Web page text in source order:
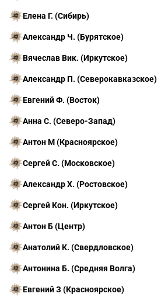
Елена Г. (Сибирь)
Александр Ч. (Бурятское)
Вячеслав Вик. (Иркутское)
Александр П. (Северокавказское)
Евгений Ф. (Восток)
Анна С. (Северо-Запад)
Антон М (Красноярское)
Сергей С. (Московское)
Александр Х. (Ростовское)
Сергей Кон. (Иркутское)
Антон Б (Центр)
Анатолий К. (Свердловское)
Антонина Б. (Средняя Волга)
Евгений З (Красноярское)